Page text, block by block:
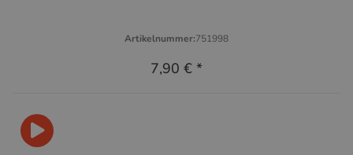
Artikelnummer:751998
7,90 € *